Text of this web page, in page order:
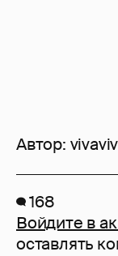
Автор: vivaviv
168
Войдите в
оставлять